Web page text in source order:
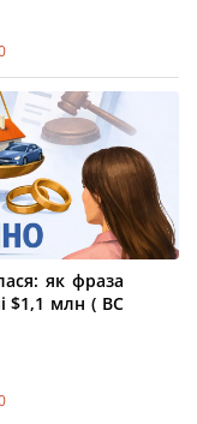
як фраза
$1,1 млн ( ВС